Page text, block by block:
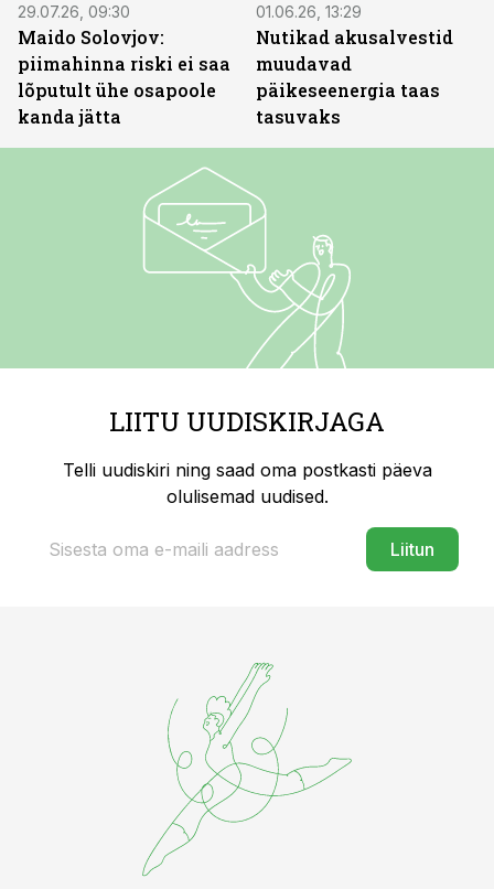
29.07.26, 09:30
Maido Solovjov:
piimahinna riski ei saa
lõputult ühe osapoole
kanda jätta
01.06.26, 13:29
Nutikad akusalvestid
muudavad
päikeseenergia taas
tasuvaks
LIITU UUDISKIRJAGA
Telli uudiskiri ning saad oma postkasti päeva
olulisemad uudised.
Liitun